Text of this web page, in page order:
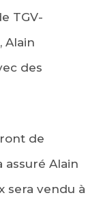
TGV-
Alain
des
de
assuré Alain
sera vendu à